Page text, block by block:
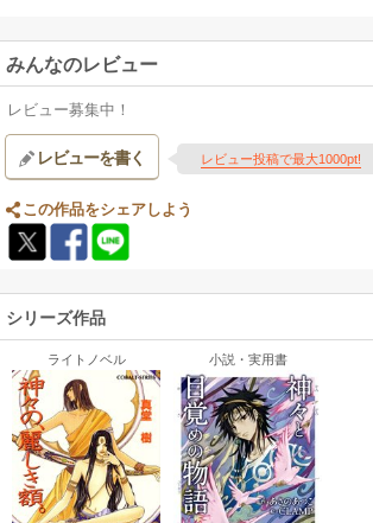
みんなのレビュー
レビュー募集中！
レビューを書く レビュー投稿で最大1000pt!
この作品をシェアしよう
シリーズ作品
ライトノベル 小説・実用書